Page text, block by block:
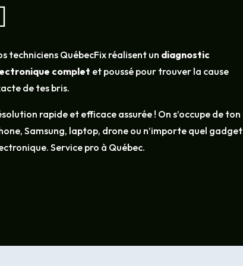
techniciens QuébecFix réalisent un diagnostic
complet et poussé pour trouver la cause
de tes bris.
rapide et efficace assurée ! On s’occupe de ton
Samsung, laptop, drone ou n’importe quel gadget
Service pro à Québec.